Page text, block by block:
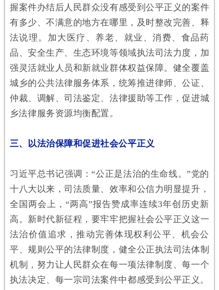
握案件办结后人民群众没有感受到公平正义的案件
有多少、不满意的地方在哪里，及时整改完善、释
法说理。加大医疗、养老、就业、消费、食品药
品、安全生产、生态环境等领域执法司法力度，加
强灵活就业人员和新就业群体权益保障。健全覆盖
城乡的公共法律服务体系，统筹推进律师、公证、
仲裁、调解、司法鉴定、法律援助等工作，促进城
乡法律服务资源均衡配置。
三、以法治保障和促进社会公平正义
习近平总书记强调：“公正是法治的生命线。”党的
十八大以来，司法质量、效率和公信力明显提升，
全国两会上，“两高”报告赞成率连续3年创历史新
高。新时代新征程，要牢牢把握社会公平正义这一
法治价值追求，推动完善体现权利公平、机会公
平、规则公平的法律制度，健全公正执法司法体制
机制，努力让人民群众在每一项法律制度、每一个
执法决定、每一宗司法案件中都感受到公平正义。